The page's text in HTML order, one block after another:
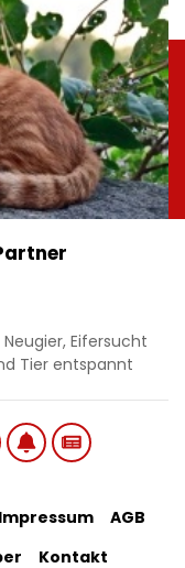
Eifersucht
Tier entspannt
Impressum
AGB
Kontakt